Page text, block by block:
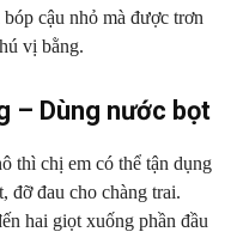
cậu nhỏ mà được trơn
vị bằng.
– Dùng nước bọt
thì chị em có thể tận dụng
đỡ đau cho chàng trai.
hai giọt xuống phần đầu